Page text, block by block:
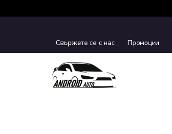
Свържете се с нас
Промоции